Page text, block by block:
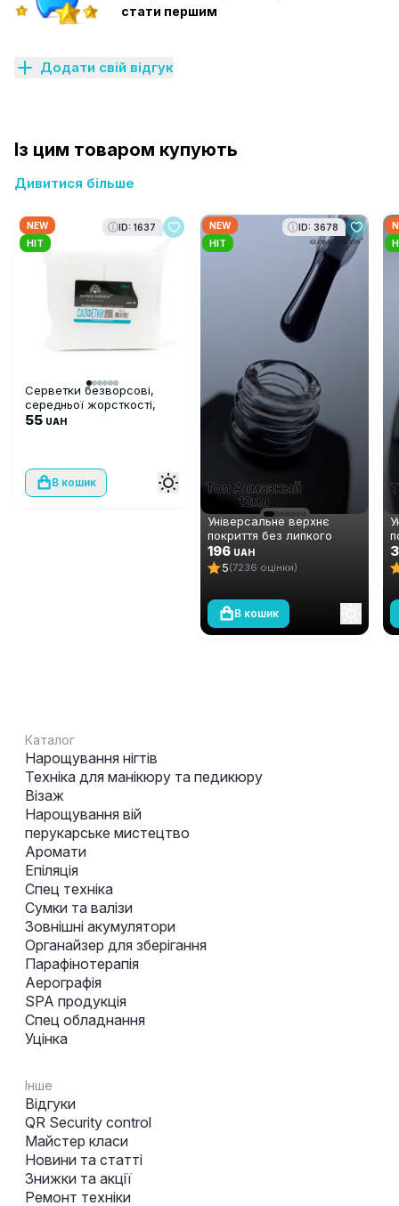
стати першим
Додати свій відгук
Із цим товаром купують
Дивитися більше
NEW
HIT
ID: 1637
Серветки безворсові,
середньої жорсткості,
500 шт
55 UAH
В кошик
NEW
HIT
ID: 3678
Універсальне верхнє
покриття без липкого
шару Global Fashion TOP-
Алмазний (топ/фініш), 12
мл
196 UAH
5(7236 оцінки)
В кошик
Каталог
Нарощування нігтів
Техніка для манікюру та педикюру
Візаж
Нарощування вій
перукарське мистецтво
Аромати
Епіляція
Спец техніка
Сумки та валізи
Зовнішні акумулятори
Органайзер для зберігання
Парафінотерапія
Аерографія
SPA продукція
Спец обладнання
Уцінка
Інше
Відгуки
QR Security control
Майстер класи
Новини та статті
Знижки та акції
Ремонт техніки